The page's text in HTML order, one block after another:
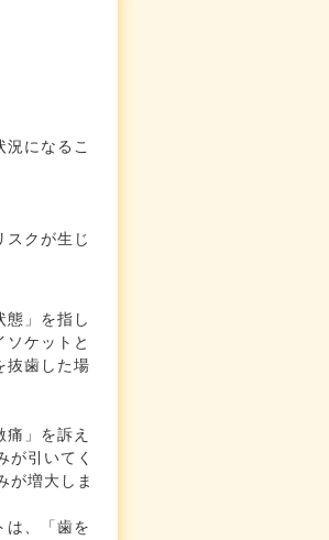
になるこ
スクが生じ
態」を指し
ケットと
抜歯した場
」を訴え
が引いてく
が増大しま
は、「歯を